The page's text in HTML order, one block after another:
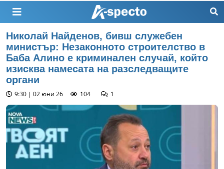
Николай Найденов, бивш служебен
министър: Незаконното строителство в
Баба Алино е криминален случай, който
изисква намесата на разследващите
органи
9:30 | 02 юни 26 104 1